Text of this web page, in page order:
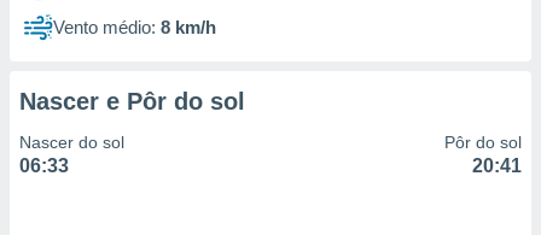
Vento médio: 8 km/h
Nascer e Pôr do sol
Nascer do sol
06:33
Pôr do sol
20:41